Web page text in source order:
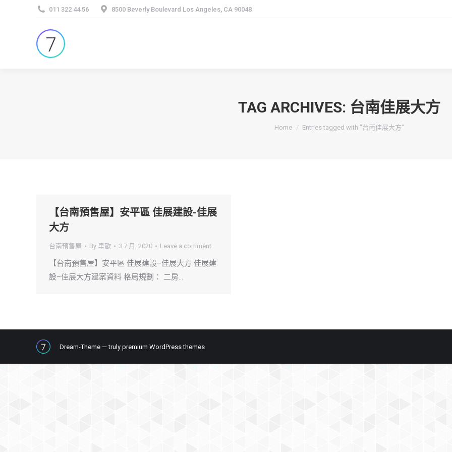
011 322 44 56 8500 Beverly Boulevard Los Angeles, CA 90048
TAG ARCHIVES: 台南佳展大方
You are here:
Home Entries tagged with "台南佳展大方"
【台南預售屋】安平區 佳展建設-佳展
大方
台南預售屋 By 里歐 3 7 月, 2020 Leave a comment
【台南預售屋】安平區 佳展建設–佳展大方 佳展建
設–佳展大方建案資料 格局規劃： 二房…
Dream-Theme — truly premium WordPress themes